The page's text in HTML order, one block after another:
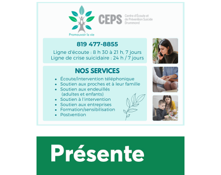
quelques surprises au parc
Woodyatt cet été
Cinéma,Quoi faire?
Vidéo
16 juin 2025
Jean-Luc Taillon, un vrai
passionné et mordu du
cinéma nous a quittés à
l'aube de ses 95 ans
Actualité Cinéma
Culture
30 mars 2023